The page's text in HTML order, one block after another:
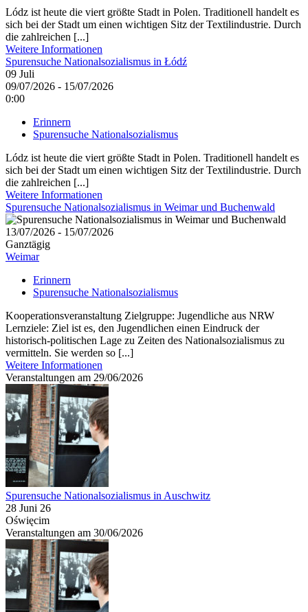
Lódz ist heute die viert größte Stadt in Polen. Traditionell handelt es
sich bei der Stadt um einen wichtigen Sitz der Textilindustrie. Durch
die zahlreichen [...]
Weitere Informationen
Spurensuche Nationalsozialismus in Łódź
09 Juli
09/07/2026 - 15/07/2026
0:00
Erinnern
Spurensuche Nationalsozialismus
Lódz ist heute die viert größte Stadt in Polen. Traditionell handelt es
sich bei der Stadt um einen wichtigen Sitz der Textilindustrie. Durch
die zahlreichen [...]
Weitere Informationen
Spurensuche Nationalsozialismus in Weimar und Buchenwald
13/07/2026 - 15/07/2026
Ganztägig
Weimar
Erinnern
Spurensuche Nationalsozialismus
Kooperationsveranstaltung Zielgruppe: Jugendliche aus NRW
Lernziele: Ziel ist es, den Jugendlichen einen Eindruck der
historisch-politischen Lage zu Zeiten des Nationalsozialismus zu
vermitteln. Sie werden so [...]
Weitere Informationen
Veranstaltungen am 29/06/2026
Spurensuche Nationalsozialismus in Auschwitz
28 Juni 26
Oświęcim
Veranstaltungen am 30/06/2026